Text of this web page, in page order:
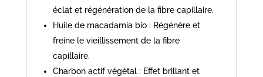
éclat et régénération de la fibre capillaire.
Huile de macadamia bio : Régénère et
freine le vieillissement de la fibre
capillaire.
Charbon actif végétal : Effet brillant et